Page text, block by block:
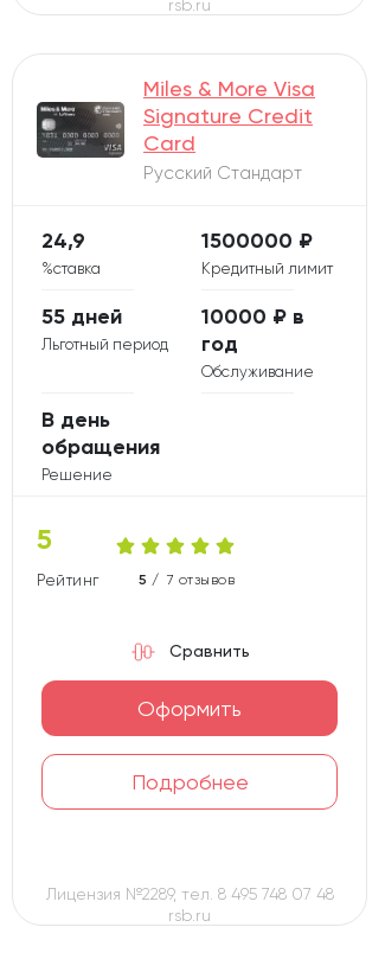
rsb.ru
Miles & More Visa
Signature Credit
Card
Русский Стандарт
5
Рейтинг карты5 / 7 отзывов
%ставка
24,9
Кредитный лимит
1500000 ₽
Льготный период
55 дней
Обслуживание
10000 ₽ в
год
Решение
В день
обращения
Оформить
Подробнее
Сравнить
Лицензия №2289, тел. 8 495 748 07 48
rsb.ru